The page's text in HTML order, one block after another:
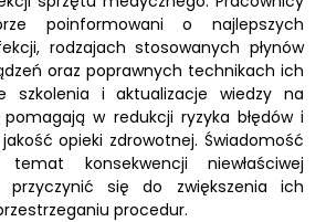
poinformowani o najlepszych
rodzajach stosowanych płynów
oraz poprawnych technikach ich
szkolenia i aktualizacje wiedzy na
w redukcji ryzyka błędów i
opieki zdrowotnej. Świadomość
konsekwencji niewłaściwej
przyczynić się do zwiększenia ich
procedur.